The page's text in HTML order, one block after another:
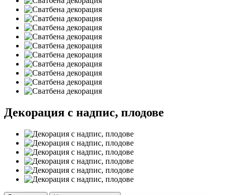
Декорация с надпис, плодове